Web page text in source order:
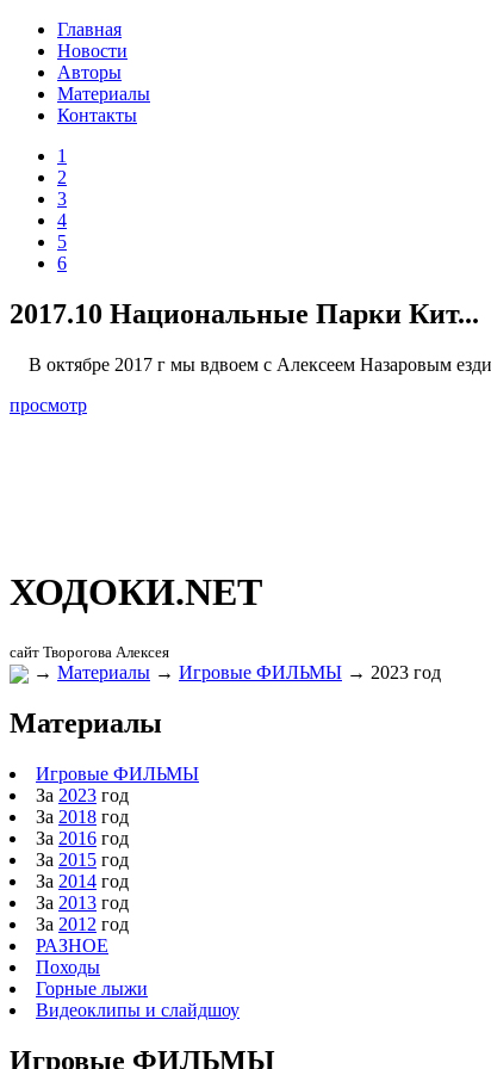
Главная
Новости
Авторы
Материалы
Контакты
1
2
3
4
5
6
2017.10 Национальные Парки Кит...
В октябре 2017 г мы вдвоем с Алексеем Назаровым
просмотр
ХОДОКИ.NET
сайт Творогова Алексея
→ Материалы → Игровые ФИЛЬМЫ → 2023 год
Материалы
Игровые ФИЛЬМЫ
За 2023 год
За 2018 год
За 2016 год
За 2015 год
За 2014 год
За 2013 год
За 2012 год
РАЗНОЕ
Походы
Горные лыжи
Видеоклипы и слайдшоу
Игровые ФИЛЬМЫ